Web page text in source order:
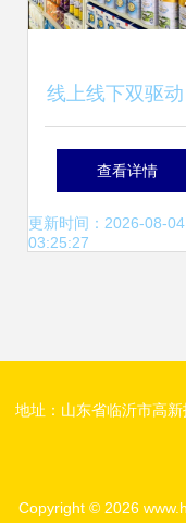
线上线下双驱
婴门店玩转私域
量的实战策略
查看详情
更新时间：2026-08-04
03:25:27
地址：山东省临沂市高
Copyright © 2026